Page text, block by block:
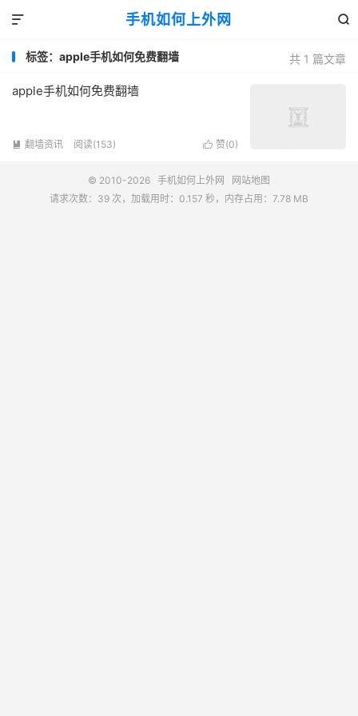
手机如何上外网 

共 1 篇文章
标签：apple手机如何免费翻墙
apple手机如何免费翻墙
 赞(0)
 翻墙资讯 阅读(153)
© 2010-2026 手机如何上外网
网站地图
请求次数：39 次，加载用时：0.157 秒，内存占用：7.78 MB